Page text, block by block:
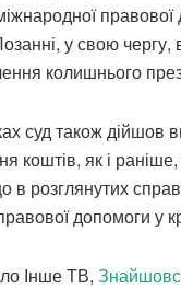
у свою
колишнього
суд також
коштів, як і
в розглянутих
допомоги у
Інше ТВ,